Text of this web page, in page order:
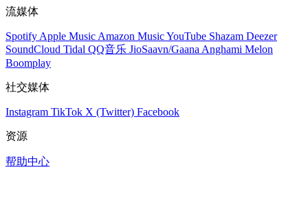
流媒体
Spotify Apple Music Amazon MusicYouTube Shazam Deezer
SoundCloud Tidal QQ音乐 JioSaavn/Gaana Anghami Melon
Boomplay
社交媒体
Instagram TikTok X (Twitter) Facebook
资源
帮助中心